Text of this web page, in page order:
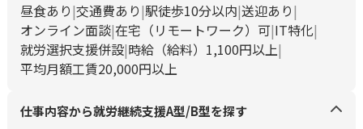
昼食あり 交通費あり 駅徒歩10分以内 送迎あり
オンライン面談 在宅（リモートワーク）可 IT特化
就労選択支援併設 時給（給料）1,100円以上
平均月額工賃20,000円以上
仕事内容から就労継続支援A型/B型を探す